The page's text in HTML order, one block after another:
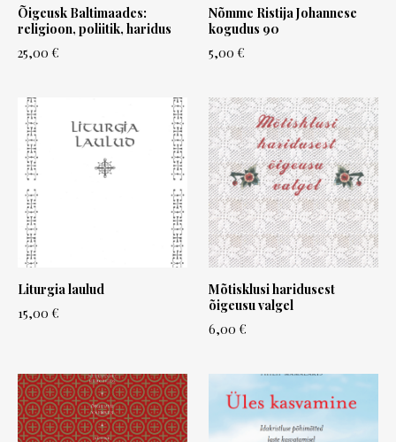
Õigeusk Baltimaades:
religioon, poliitik, haridus
25,00 €
Nõmme Ristija Johannese
kogudus 90
5,00 €
Liturgia laulud
15,00 €
Mõtisklusi haridusest
õigeusu valgel
6,00 €